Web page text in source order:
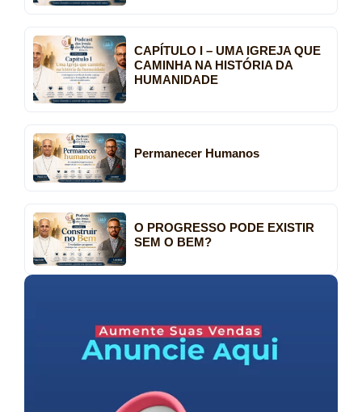
CAPÍTULO I – UMA IGREJA QUE
CAMINHA NA HISTÓRIA DA
HUMANIDADE
Permanecer Humanos
O PROGRESSO PODE EXISTIR
SEM O BEM?